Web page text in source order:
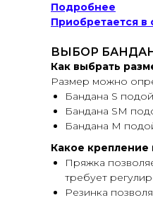
Подробнее
Приобретается в
ВЫБОР
Как выбрать
Размер можно
Бандана S
Бандана SM
Бандана M
Какое крепление
Пряжка
требует
Резинка